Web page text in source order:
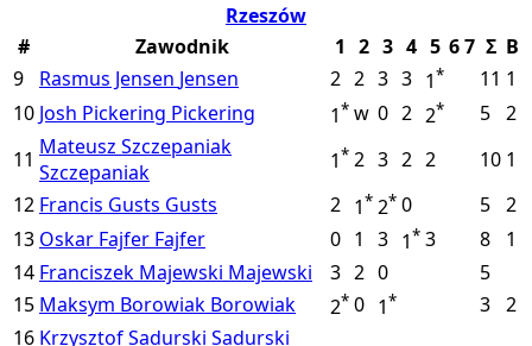
Rzeszów
#
Zawodnik 1 2 3 4 5 67 Σ B
9
Rasmus Jensen Jensen 2 2 3 3 1* 11 1
10 Josh Pickering Pickering 1* w 0 2 2* 5 2
11 Mateusz Szczepaniak
Szczepaniak
1* 2 3 2 2 10 1
12 Francis Gusts Gusts 2 1* 2* 0 5 2
13 Oskar Fajfer Fajfer 0 1 3 1* 3 8
1
14 Franciszek Majewski Majewski 3 2 0
5
15 Maksym Borowiak Borowiak 2* 0 1* 3 2
16 Krzysztof Sadurski Sadurski